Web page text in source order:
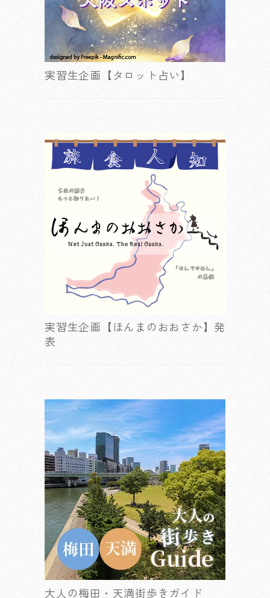
実習生企画【タロット占い】
実習生企画【ほんまのおおさか】発
表
大人の梅田・天満街歩きガイド